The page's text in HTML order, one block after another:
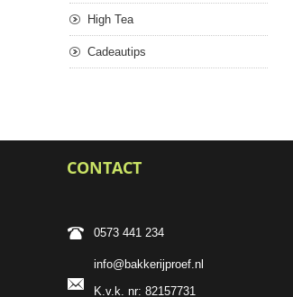
High Tea
Cadeautips
CONTACT
0573 441 234
info@bakkerijproef.nl
K.v.k. nr: 82157731